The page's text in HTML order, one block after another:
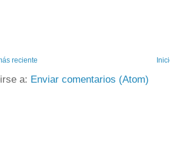
reciente
a: Enviar comentarios (Atom)